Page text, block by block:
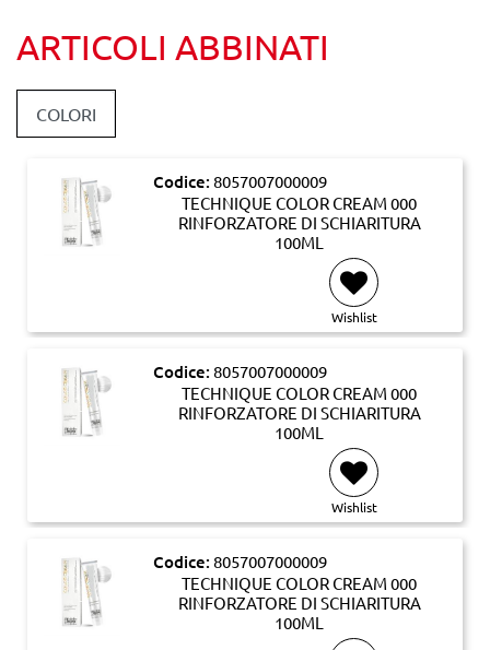
ARTICOLI ABBINATI
COLORI
Codice: 8057007000009
TECHNIQUE COLOR CREAM 000
RINFORZATORE DI SCHIARITURA
100ML
Wishlist
Codice: 8057007000009
TECHNIQUE COLOR CREAM 000
RINFORZATORE DI SCHIARITURA
100ML
Wishlist
Codice: 8057007000009
TECHNIQUE COLOR CREAM 000
RINFORZATORE DI SCHIARITURA
100ML